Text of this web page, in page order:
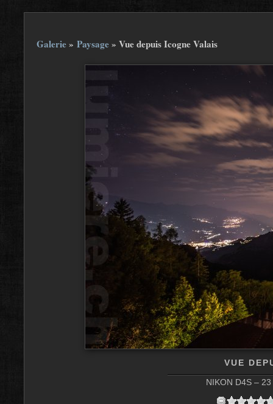
Galerie» Paysage» Vue depuis Icogne Valais
VUE
NIKON D4S –